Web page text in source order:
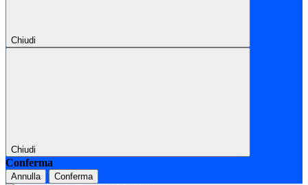
Chiudi
Chiudi
Conferma
Annulla Conferma